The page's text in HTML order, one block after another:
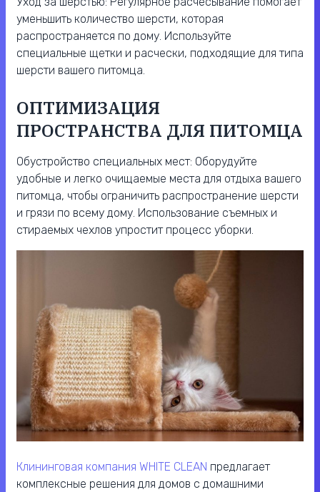
уменьшить количество шерсти, которая
распространяется по дому. Используйте
специальные щетки и расчески, подходящие для типа
шерсти вашего питомца.
ОПТИМИЗАЦИЯ
ПРОСТРАНСТВА ДЛЯ ПИТОМЦА
Обустройство специальных мест: Оборудуйте
удобные и легко очищаемые места для отдыха вашего
питомца, чтобы ограничить распространение шерсти
и грязи по всему дому. Использование съемных и
стираемых чехлов упростит процесс уборки.
Клининговая компания WHITE CLEAN предлагает
комплексные решения для домов с домашними